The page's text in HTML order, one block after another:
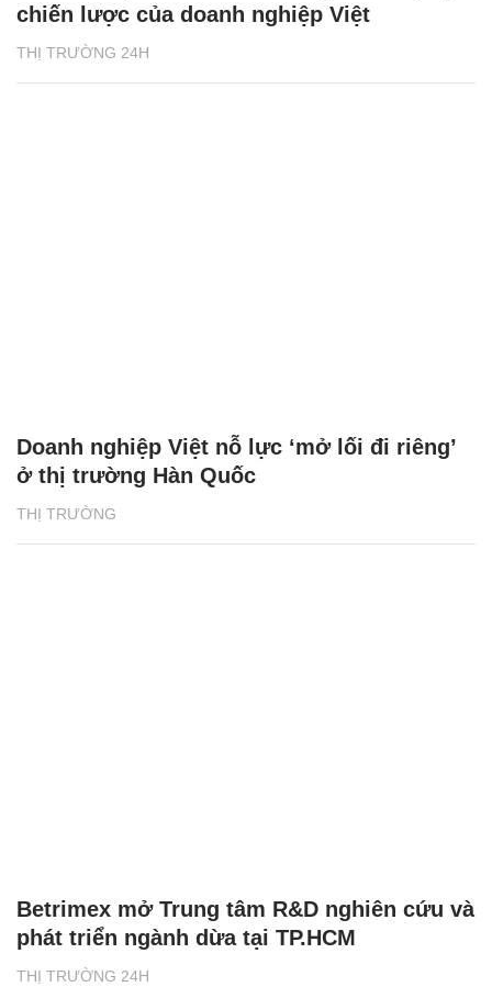
THỊ TRƯỜNG 24H
chiến lược của doanh nghiệp Việt
THỊ TRƯỜNG
Doanh nghiệp Việt nỗ lực ‘mở lối đi riêng’
ở thị trường Hàn Quốc
THỊ TRƯỜNG 24H
Betrimex mở Trung tâm R&D nghiên cứu và
phát triển ngành dừa tại TP.HCM